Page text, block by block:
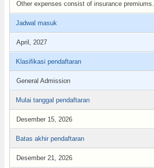
Other expenses consist of insurance premiums.
Jadwal masuk
April, 2027
Klasifikasi pendaftaran
General Admission
Mulai tanggal pendaftaran
Desember 15, 2026
Batas akhir pendaftaran
Desember 21, 2026